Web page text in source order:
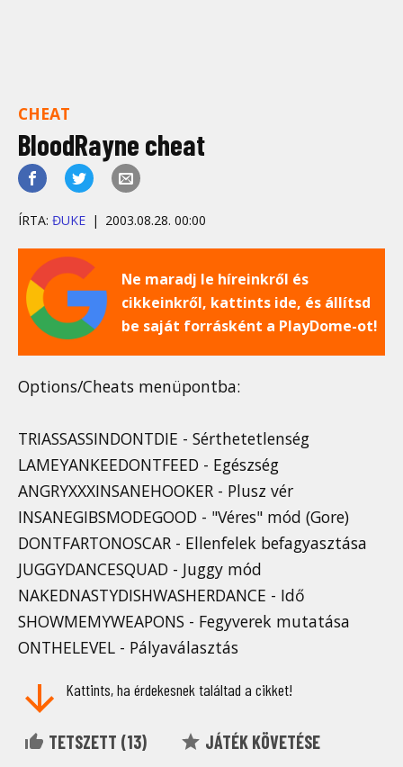
CHEAT
BloodRayne cheat
ÍRTA: ĐUKE 2003.08.28. 00:00
Ne maradj le híreinkről és
cikkeinkről, kattints ide, és állítsd
be saját forrásként a PlayDome-ot!
Options/Cheats menüpontba:
TRIASSASSINDONTDIE - Sérthetetlenség
LAMEYANKEEDONTFEED - Egészség
ANGRYXXXINSANEHOOKER - Plusz vér
INSANEGIBSMODEGOOD - "Véres" mód (Gore)
DONTFARTONOSCAR - Ellenfelek befagyasztása
JUGGYDANCESQUAD - Juggy mód
NAKEDNASTYDISHWASHERDANCE - Idő
SHOWMEMYWEAPONS - Fegyverek mutatása
ONTHELEVEL - Pályaválasztás
Kattints, ha érdekesnek találtad a cikket!
TETSZETT (13) JÁTÉK KÖVETÉSE